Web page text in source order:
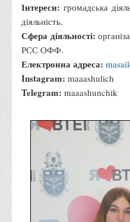
Путівник першокурсника
Етичний кодекс
IP дайджест для
власності
Система управління
Розклад дзвінків
Розклад занять і сесій
Графіки освітнього
Реєстр вибіркових дисциплін
Бази практик
Студентське наукове
Інтереси: громадська
діяльність.
Сфера діяльності:
РСС ОФФ.
Електронна адреса:
Instagram: maaashulich
Telegram: maaashunchik